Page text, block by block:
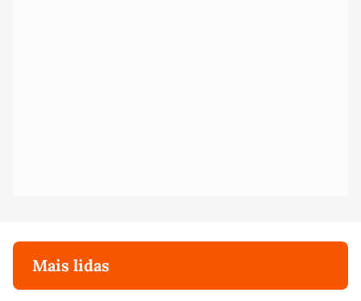
Mais lidas